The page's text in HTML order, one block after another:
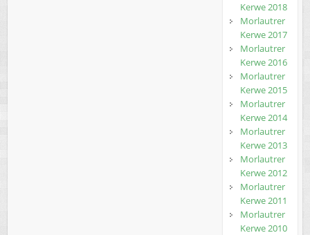
Kerwe 2018
Morlautrer
Kerwe 2017
Morlautrer
Kerwe 2016
Morlautrer
Kerwe 2015
Morlautrer
Kerwe 2014
Morlautrer
Kerwe 2013
Morlautrer
Kerwe 2012
Morlautrer
Kerwe 2011
Morlautrer
Kerwe 2010